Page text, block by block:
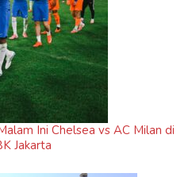
Ini Chelsea vs AC Milan di
Jakarta